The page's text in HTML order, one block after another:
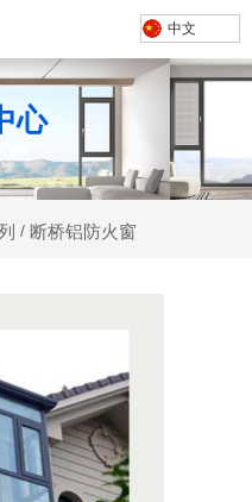
中文
心
/ 断桥铝防火窗